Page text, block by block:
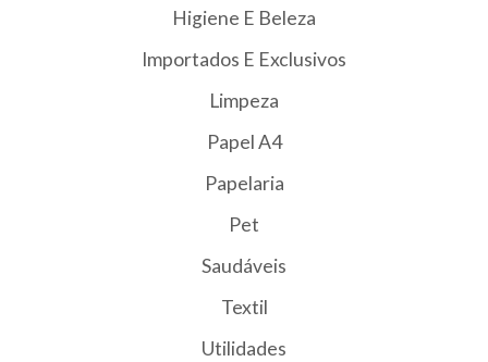
Higiene E Beleza
Importados E Exclusivos
Limpeza
Papel A4
Papelaria
Pet
Saudáveis
Textil
Utilidades